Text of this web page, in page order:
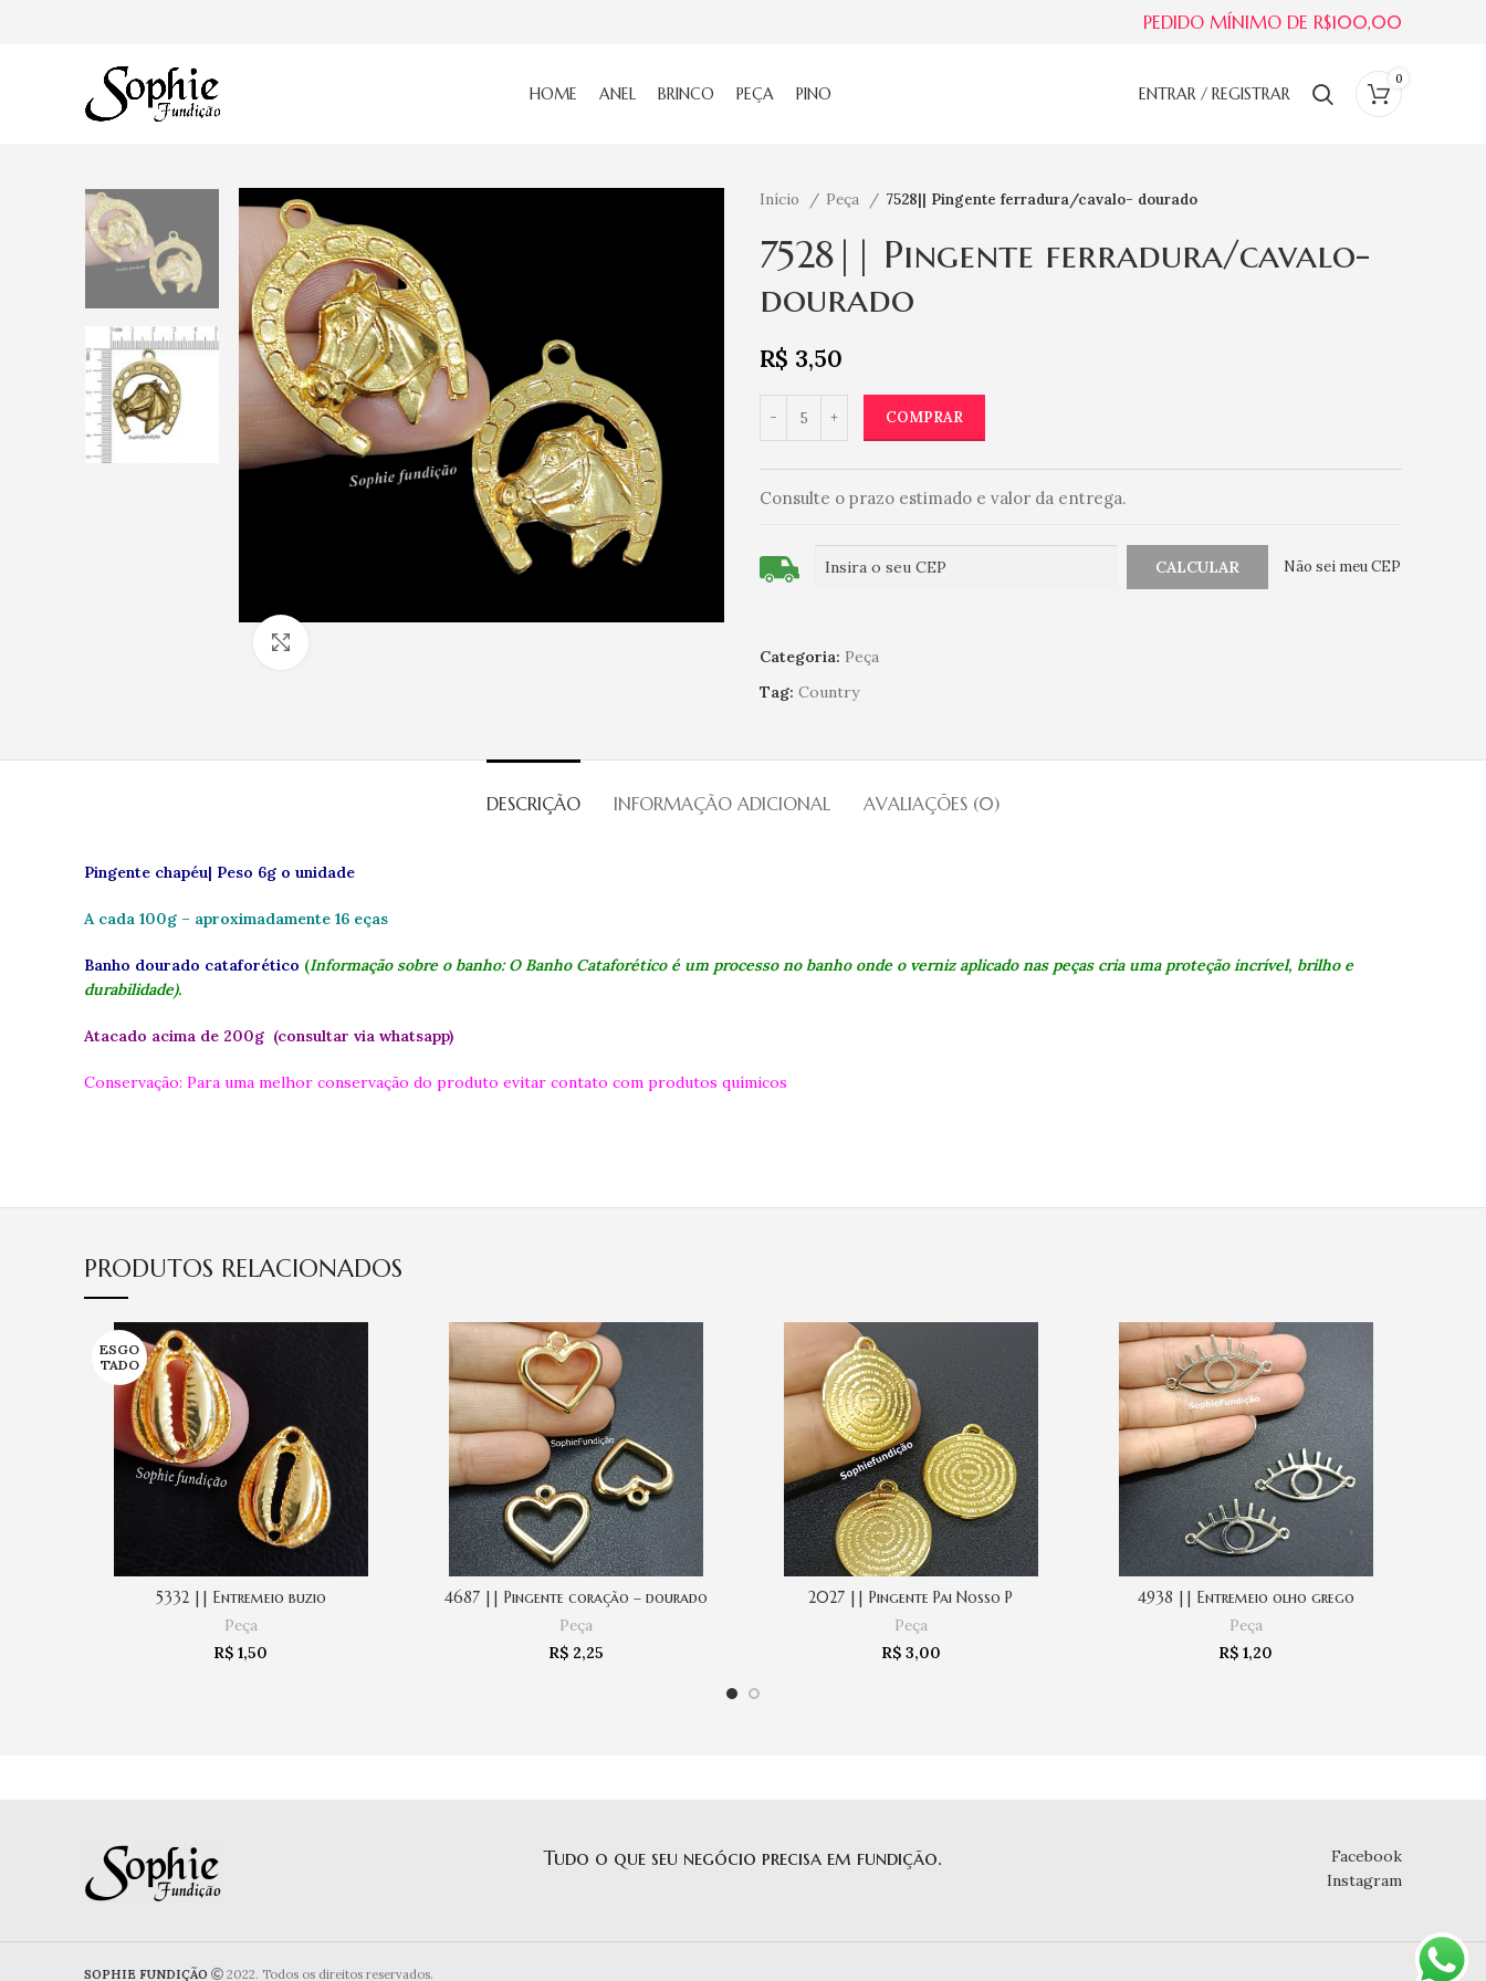
HOME ANEL BRINCO PEÇA PINO ENTRAR / REGISTRAR
0
Início Peça 7528|| Pingente ferradura/cavalo- dourado
7528|| Pingente ferradura/cavalo-
dourado
R$ 3,50
COMPRAR
Consulte o prazo estimado e valor da entrega.
Não sei meu CEP
Categoria: Peça
Tag: Country
DESCRIÇÃO INFORMAÇÃO ADICIONAL AVALIAÇÕES (0)
Pingente chapéu| Peso 6g o unidade
A cada 100g – aproximadamente 16 eças
Banho dourado cataforético (Informação sobre o banho: O Banho Cataforético é um processo no banho onde o verniz aplicado nas peças cria uma proteção incrível, brilho e
durabilidade).
Atacado acima de 200g (consultar via whatsapp)
Conservação: Para uma melhor conservação do produto evitar contato com produtos químicos
PRODUTOS RELACIONADOS
ESGO
TADO
LEIA MAIS
5332 || Entremeio buzio
Peça
R$ 1,50
COMPRAR
4687 || Pingente coração – dourado
Peça
R$2,25
COMPRAR
2027 || Pingente Pai Nosso P
Peça
R$3,00
COMPRAR
4938 || Entremeio olho grego
Peça
R$ 1,20
Tudo o que seu negócio precisa em fundição.
Facebook
Instagram
SOPHIE FUNDIÇÃO 2022. Todos os direitos reservados.
PEDIDO MÍNIMO DE R$100,00